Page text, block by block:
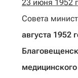
23 июня 1952
Совета
августа 1952
медицинского